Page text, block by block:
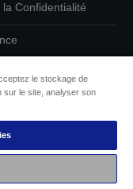
Confidentialité
Epson
le stockage de
sur le site, analyser son